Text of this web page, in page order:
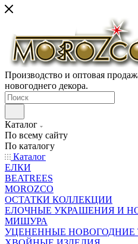
Производство и оптовая
новогоднего декора.
Каталог
По всему сайту
По каталогу
Каталог
ЕЛКИ
BEATREES
MOROZCO
ОСТАТКИ КОЛЛЕКЦИИ
ЕЛОЧНЫЕ УКРАШЕНИЯ И
МИШУРА
УЦЕНЕННЫЕ НОВОГОДНИЕ